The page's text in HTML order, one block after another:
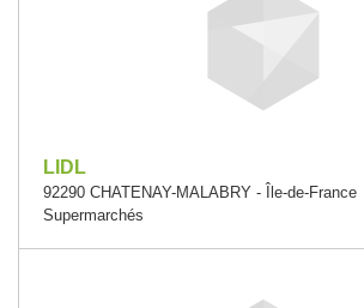
LIDL
92290 CHATENAY-MALABRY - Île-de-France
Supermarchés